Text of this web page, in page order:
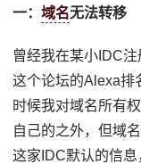
一：域名无法转移
曾经我在某小IDC
这个论坛的Alexa排
时候我对域名所有
自己的之外，但域
这家IDC默认的信